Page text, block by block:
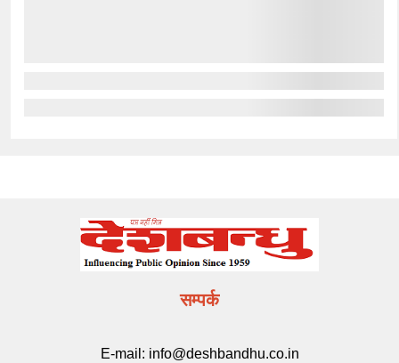
सम्पर्क
E-mail: info@deshbandhu.co.in